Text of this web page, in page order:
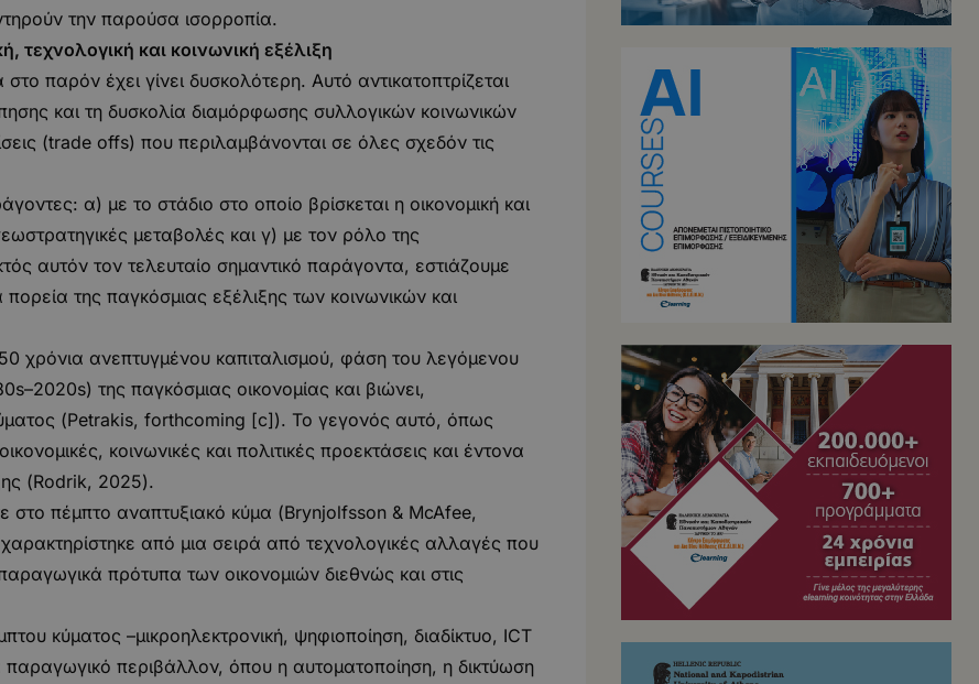
την παρούσα ισορροπία.
τεχνολογική και κοινωνική εξέλιξη
παρόν έχει γίνει δυσκολότερη. Αυτό αντικατοπτρίζεται
και τη δυσκολία διαμόρφωσης συλλογικών κοινωνικών
(trade offs) που περιλαμβάνονται σε όλες σχεδόν τις
α) με το στάδιο στο οποίο βρίσκεται η οικονομική και
μεταβολές και γ) με τον ρόλο της
αυτόν τον τελευταίο σημαντικό παράγοντα, εστιάζουμε
πορεία της παγκόσμιας εξέλιξης των κοινωνικών και
χρόνια ανεπτυγμένου καπιταλισμού, φάση του λεγόμενου
της παγκόσμιας οικονομίας και βιώνει,
(Petrakis, forthcoming [c]). Το γεγονός αυτό, όπως
κοινωνικές και πολιτικές προεκτάσεις και έντονα
(Rodrik, 2025).
στο πέμπτο αναπτυξιακό κύμα (Brynjolfsson & McAfee,
από μια σειρά από τεχνολογικές αλλαγές που
πρότυπα των οικονομιών διεθνώς και στις
κύματος –μικροηλεκτρονική, ψηφιοποίηση, διαδίκτυο, ICT
παραγωγικό περιβάλλον, όπου η αυτοματοποίηση, η δικτύωση